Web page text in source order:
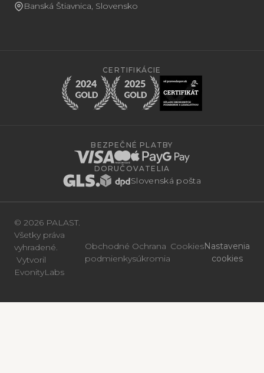
Banská Štiavnica, Slovensko
CERTIFIKÁCIE
BEZPEČNÉ PLATBY
DORUČOVATELIA
Slovenská pošta
© 2026 PALAST.
Všetky práva
vyhradené.
Vytvoril
EvonityLabs
Obchodné
podmienky
Ochrana
súkromia
CookiesNastavenia
cookies